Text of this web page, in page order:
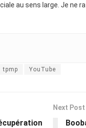
au sens large. Je ne
tpmp YouTube
Next Post